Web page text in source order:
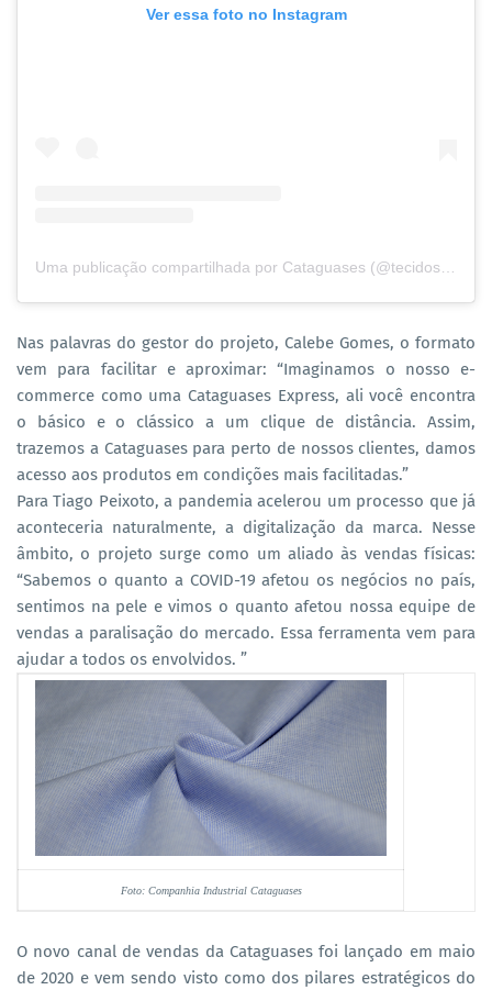
Ver essa foto no Instagram
Uma publicação compartilhada por Cataguases (@tecidoscataguases)
Nas palavras do gestor do projeto, Calebe Gomes, o formato
vem para facilitar e aproximar: “Imaginamos o nosso e-
commerce como uma Cataguases Express, ali você encontra
o básico e o clássico a um clique de distância. Assim,
trazemos a Cataguases para perto de nossos clientes, damos
acesso aos produtos em condições mais facilitadas.”
Para Tiago Peixoto, a pandemia acelerou um processo que já
aconteceria naturalmente, a digitalização da marca. Nesse
âmbito, o projeto surge como um aliado às vendas físicas:
“Sabemos o quanto a COVID-19 afetou os negócios no país,
sentimos na pele e vimos o quanto afetou nossa equipe de
vendas a paralisação do mercado. Essa ferramenta vem para
ajudar a todos os envolvidos. ”
Foto: Companhia Industrial Cataguases
O novo canal de vendas da Cataguases foi lançado em maio
de 2020 e vem sendo visto como dos pilares estratégicos do